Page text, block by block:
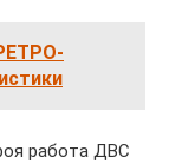
работа ДВС